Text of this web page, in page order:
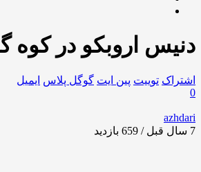
دنیس اروبکو در کوه
اشتراک توییت پین ایت گوگل‌ پلاس ایمیل
0
azhdari
7 سال قبل / 659
بازدید